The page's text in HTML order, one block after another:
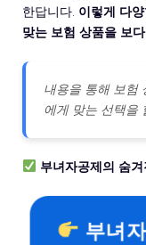
한답니다. 이렇게 다
맞는 보험 상품을 보
내용을 통해 보험
에게 맞는 선택을
부녀자공제의 숨
부녀자